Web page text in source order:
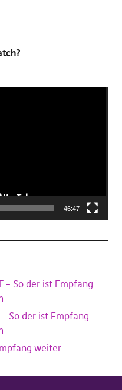
46:47
– So der ist Empfang
– So der ist Empfang
weiter